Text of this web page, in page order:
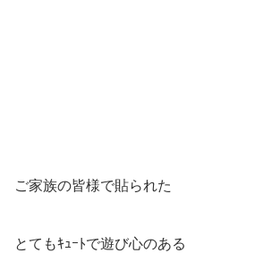
ご家族の皆様で貼られた
とてもｷｭｰﾄで遊び心のある